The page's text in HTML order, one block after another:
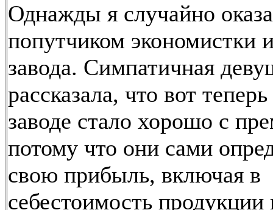
Однажды я случайно
попутчиком экономистки
завода. Симпатичная
рассказала, что вот
заводе стало хорошо с
потому что они сами
свою прибыль, включая в
себестоимость продукции